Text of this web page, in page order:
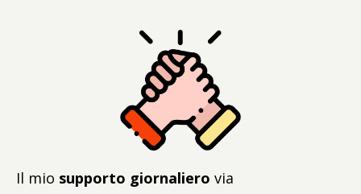
Il mio supporto giornaliero via